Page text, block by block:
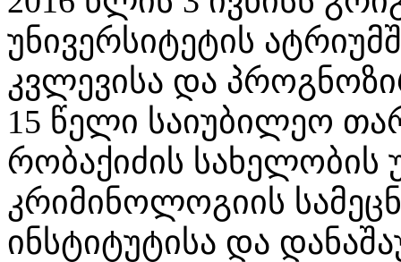
უნივერსიტეტის
კვლევისა და
15 წელი საიუბილეო
რობაქიძის სახელობის
კრიმინოლოგიის
ინსტიტუტისა და